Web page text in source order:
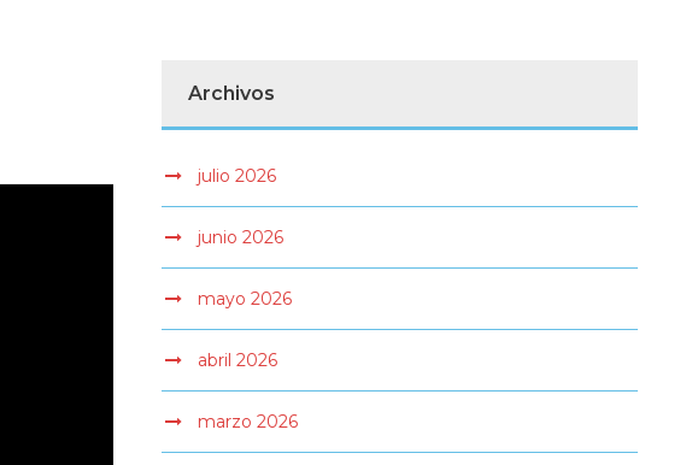
Archivos
julio 2026
junio 2026
mayo 2026
abril 2026
marzo 2026